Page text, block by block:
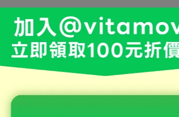
幫助！臨床研究佐證 Bonepep™ 支援成長及防跌作
支撐力。